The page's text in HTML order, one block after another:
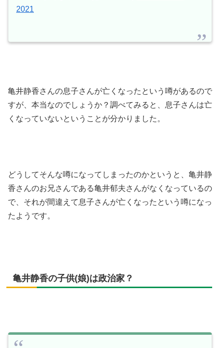
2021
亀井静香さんの息子さんが亡くなったという噂があるので
すが、本当なのでしょうか？調べてみると、息子さんは亡
くなっていないということが分かりました。
どうしてそんな噂になってしまったのかというと、亀井静
香さんのお兄さんである亀井郁夫さんがなくなっているの
で、それが間違えて息子さんが亡くなったという噂になっ
たようです。
亀井静香の子供(娘)は政治家？